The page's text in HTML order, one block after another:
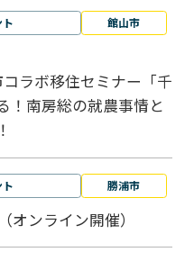
館山市
ラボ移住セミナー「千
！南房総の就農事情と
勝浦市
ンライン開催）